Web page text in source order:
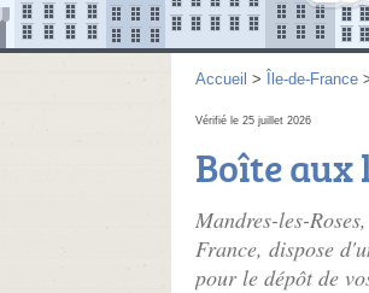
Accueil > Île-de-France
Vérifié le 25 juillet 2026
Boîte aux
Mandres-les-
France, dispose
pour le dépôt de